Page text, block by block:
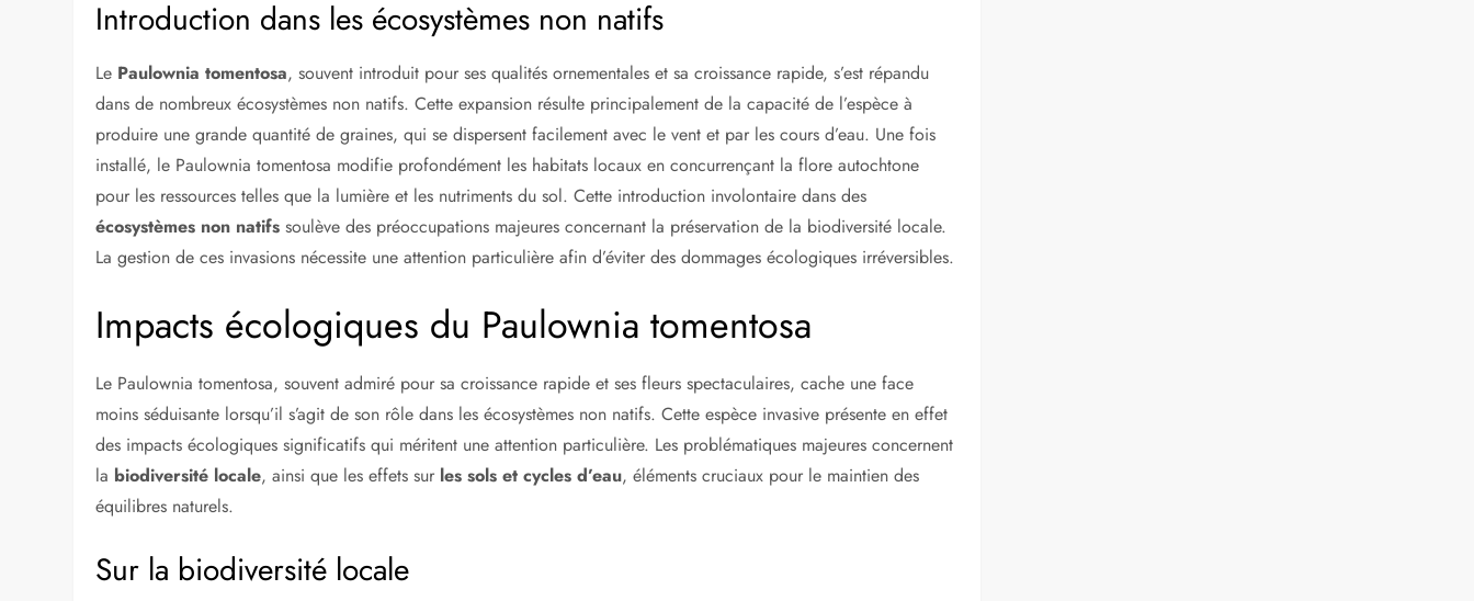
Introduction dans les écosystèmes non natifs
Le Paulownia tomentosa, souvent introduit pour ses qualités ornementales et sa croissance rapide, s’est répandu
dans de nombreux écosystèmes non natifs. Cette expansion résulte principalement de la capacité de l’espèce à
produire une grande quantité de graines, qui se dispersent facilement avec le vent et par les cours d’eau. Une fois
installé, le Paulownia tomentosa modifie profondément les habitats locaux en concurrençant la flore autochtone
pour les ressources telles que la lumière et les nutriments du sol. Cette introduction involontaire dans des
écosystèmes non natifs soulève des préoccupations majeures concernant la préservation de la biodiversité locale.
La gestion de ces invasions nécessite une attention particulière afin d’éviter des dommages écologiques irréversibles.
Impacts écologiques du Paulownia tomentosa
Le Paulownia tomentosa, souvent admiré pour sa croissance rapide et ses fleurs spectaculaires, cache une face
moins séduisante lorsqu’il s’agit de son rôle dans les écosystèmes non natifs. Cette espèce invasive présente en effet
des impacts écologiques significatifs qui méritent une attention particulière. Les problématiques majeures concernent
la biodiversité locale, ainsi que les effets sur les sols et cycles d’eau, éléments cruciaux pour le maintien des
équilibres naturels.
Sur la biodiversité locale